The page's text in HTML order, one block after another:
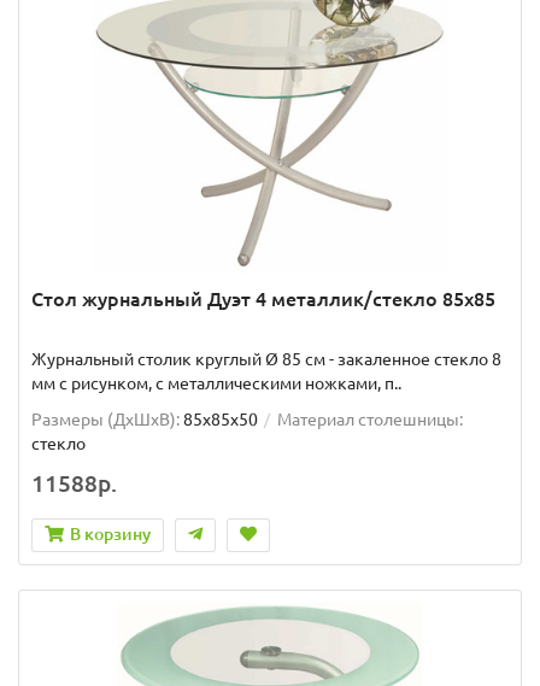
Стол журнальный Дуэт 4 металлик/стекло 85х85
Журнальный столик круглый Ø 85 см - закаленное стекло 8
мм с рисунком, с металлическими ножками, п..
Размеры (ДхШxВ):85х85х50
Материал столешницы:
стекло
11588р.
В корзину